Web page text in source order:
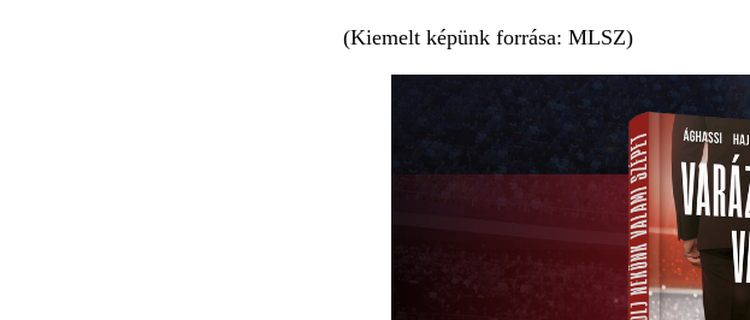
(Kiemelt képünk forrása: MLSZ)